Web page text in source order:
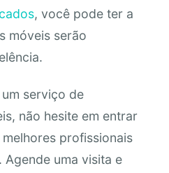
, você pode ter a
móveis serão
serviço de
não hesite em entrar
profissionais
Agende uma visita e